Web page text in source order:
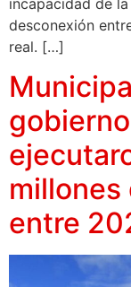
desconexión
real. […]
millones
entre